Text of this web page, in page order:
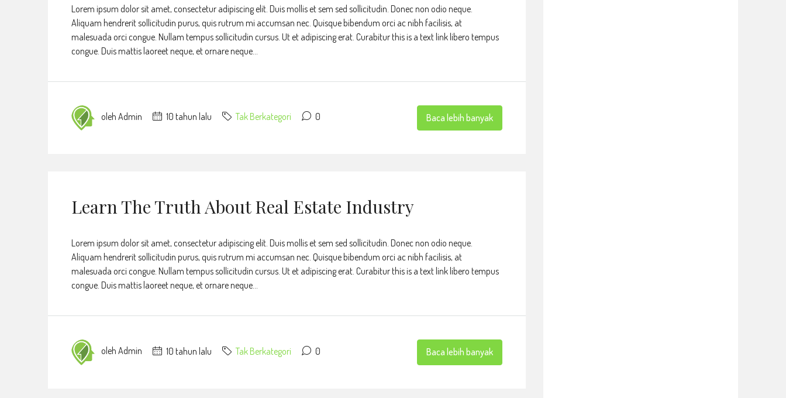
Lorem ipsum dolor sit amet, consectetur adipiscing elit. Duis mollis et sem sed sollicitudin. Donec non odio neque.
Aliquam hendrerit sollicitudin purus, quis rutrum mi accumsan nec. Quisque bibendum orci ac nibh facilisis, at
malesuada orci congue. Nullam tempus sollicitudin cursus. Ut et adipiscing erat. Curabitur this is a text link libero tempus
congue. Duis mattis laoreet neque, et ornare neque...
oleh Admin 10 tahun lalu Tak Berkategori 0 Baca lebih banyak
Learn The Truth About Real Estate Industry
Lorem ipsum dolor sit amet, consectetur adipiscing elit. Duis mollis et sem sed sollicitudin. Donec non odio neque.
Aliquam hendrerit sollicitudin purus, quis rutrum mi accumsan nec. Quisque bibendum orci ac nibh facilisis, at
malesuada orci congue. Nullam tempus sollicitudin cursus. Ut et adipiscing erat. Curabitur this is a text link libero tempus
congue. Duis mattis laoreet neque, et ornare neque...
oleh Admin 10 tahun lalu Tak Berkategori 0 Baca lebih banyak